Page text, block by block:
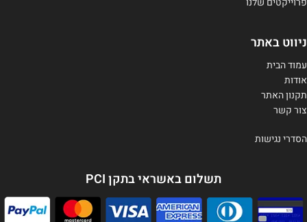
ניווט באתר
עמוד הבית
אודות
תקנון האתר
צור קשר
הסדרי נגישות
תשלום באשראי בתקן PCI